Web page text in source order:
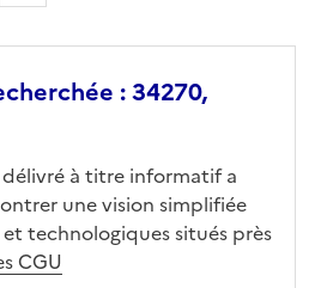
: 34270,
à titre informatif a
une vision simplifiée
technologiques situés près
CGU